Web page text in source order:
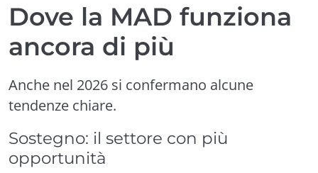
Dove la MAD funziona
ancora di più
Anche nel 2026 si confermano alcune
tendenze chiare.
Sostegno: il settore con più
opportunità